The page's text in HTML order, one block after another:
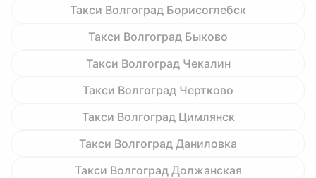
Такси Волгоград Борисоглебск
Такси Волгоград Быково
Такси Волгоград Чекалин
Такси Волгоград Чертково
Такси Волгоград Цимлянск
Такси Волгоград Даниловка
Такси Волгоград Должанская